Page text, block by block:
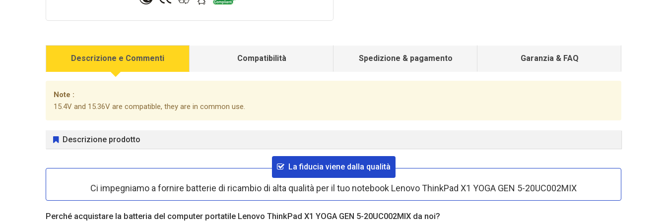
Descrizione e Commenti Compatibilità Spedizione & pagamento Garanzia & FAQ
Note :
15.4V and 15.36V are compatible, they are in common use.
Descrizione prodotto
La fiducia viene dalla qualità
Ci impegniamo a fornire batterie di ricambio di alta qualità per il tuo notebook Lenovo ThinkPad X1 YOGA GEN 5-20UC002MIX
Perché acquistare la batteria del computer portatile Lenovo ThinkPad X1 YOGA GEN 5-20UC002MIX da noi?